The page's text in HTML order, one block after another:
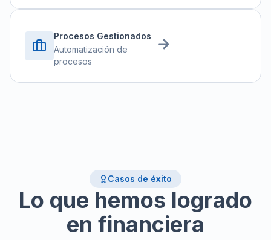
Procesos Gestionados
Automatización de
procesos
Casos de éxito
Lo que hemos logrado
en financiera